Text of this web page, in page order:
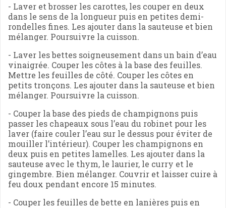
- Laver et brosser les carottes, les couper en deux
dans le sens de la longueur puis en petites demi-
rondelles fines. Les ajouter dans la sauteuse et bien
mélanger. Poursuivre la cuisson.
- Laver les bettes soigneusement dans un bain d’eau
vinaigrée. Couper les côtes à la base des feuilles.
Mettre les feuilles de côté. Couper les côtes en
petits tronçons. Les ajouter dans la sauteuse et bien
mélanger. Poursuivre la cuisson.
- Couper la base des pieds de champignons puis
passer les chapeaux sous l’eau du robinet pour les
laver (faire couler l’eau sur le dessus pour éviter de
mouiller l’intérieur). Couper les champignons en
deux puis en petites lamelles. Les ajouter dans la
sauteuse avec le thym, le laurier, le curry et le
gingembre. Bien mélanger. Couvrir et laisser cuire à
feu doux pendant encore 15 minutes.
- Couper les feuilles de bette en lanières puis en